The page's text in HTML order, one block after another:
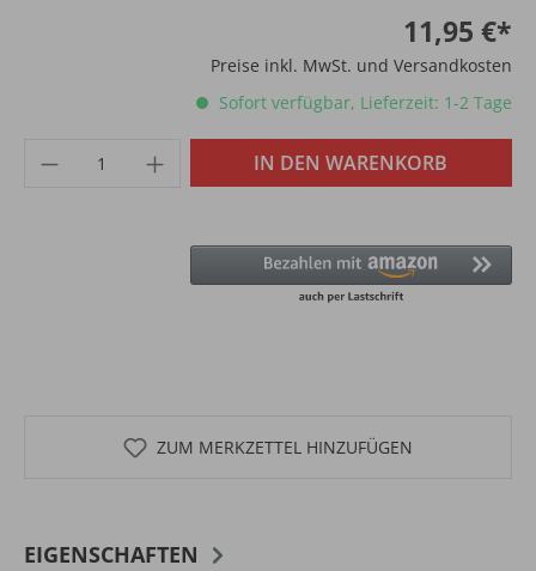
11,95 €*
Preise inkl. MwSt. und Versandkosten
Sofort verfügbar, Lieferzeit: 1-2 Tage
IN DEN WARENKORB
ZUM MERKZETTEL HINZUFÜGEN
EIGENSCHAFTEN